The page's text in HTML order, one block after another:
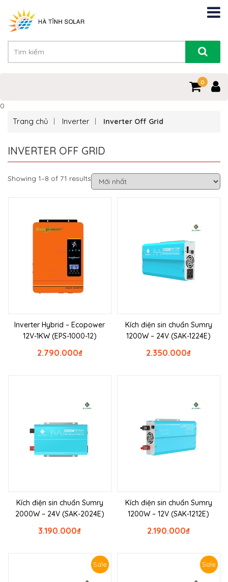
0
0
Trang chủ Inverter Inverter Off Grid
INVERTER OFF GRID
Showing 1–8 of 71 results
Inverter Hybrid – Ecopower
12V-1KW (EPS-1000-12)
₫
2.790.000
Kích điện sin chuẩn Sumry
1200W – 24V (SAK-1224E)
₫
2.350.000
Kích điện sin chuẩn Sumry
2000W – 24V (SAK-2024E)
₫
3.190.000
Kích điện sin chuẩn Sumry
1200W – 12V (SAK-1212E)
₫
2.190.000
Sale Sale